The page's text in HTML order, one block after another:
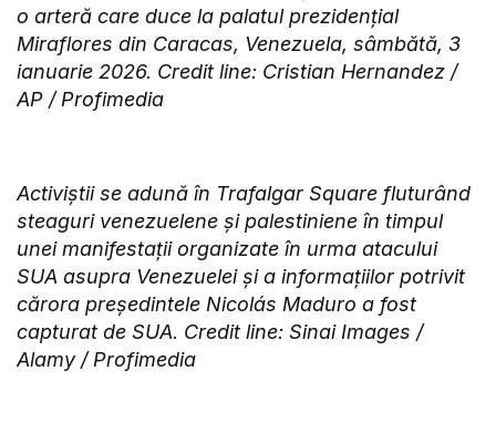
o arteră care duce la palatul prezidențial
Miraflores din Caracas, Venezuela, sâmbătă, 3
ianuarie 2026. Credit line: Cristian Hernandez /
AP / Profimedia
Activiștii se adună în Trafalgar Square fluturând
steaguri venezuelene și palestiniene în timpul
unei manifestații organizate în urma atacului
SUA asupra Venezuelei și a informațiilor potrivit
cărora președintele Nicolás Maduro a fost
capturat de SUA. Credit line: Sinai Images /
Alamy / Profimedia